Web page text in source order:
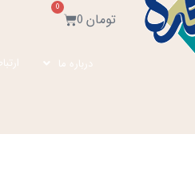
تومان0
0
سبد
خرید
درباره ما